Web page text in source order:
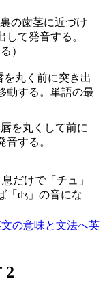
の歯茎に近づけ
て発音する。
）
を丸く前に突き出
動する。単語の最
を丸くして前に
する。
だけで「チュ」
「dʒ」の音にな
の意味と文法へ英
2